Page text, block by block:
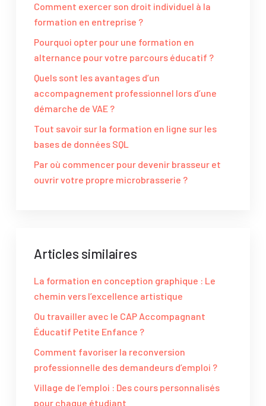
Comment exercer son droit individuel à la
formation en entreprise ?
Pourquoi opter pour une formation en
alternance pour votre parcours éducatif ?
Quels sont les avantages d’un
accompagnement professionnel lors d’une
démarche de VAE ?
Tout savoir sur la formation en ligne sur les
bases de données SQL
Par où commencer pour devenir brasseur et
ouvrir votre propre microbrasserie ?
Articles similaires
La formation en conception graphique : Le
chemin vers l’excellence artistique
Ou travailler avec le CAP Accompagnant
Éducatif Petite Enfance ?
Comment favoriser la reconversion
professionnelle des demandeurs d’emploi ?
Village de l’emploi : Des cours personnalisés
pour chaque étudiant